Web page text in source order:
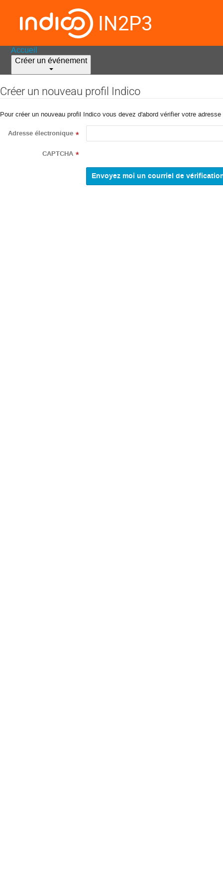
IN2P3
Accueil
Créer un événement
Créer un nouveau profil Indico
Pour créer un nouveau profil Indico vous devez d'abord vérifier votre
Adresse électronique *
CAPTCHA *